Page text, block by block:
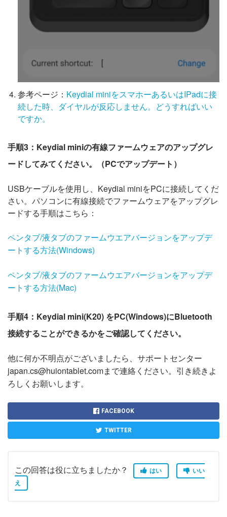
参考ページ： Keydial miniをスマホーあるいはIPadに接
続した時、ダイヤルが反応しません。どうすればいい
ですか。
手順3：Keydial miniの有線ファームウェアのアップグレ
ードしてみてください。（PCでアップデート）
USBケーブルを使用し、Keydial miniをPCに接続してくだ
さい。パソコンに有線接続でファームウェアをアップグレ
ードする手順はこちら：
ペンタブ/液タブのファームウエアバージョンをアップデ
ートする方法(Windows)
ペンタブ/液タブのファームウエアバージョンをアップデ
ートする方法(Mac)
手順4：Keydial mini(K20) をPC(Windows)にBluetooth
接続することができるかをご確認してください。
他に何か不明点がございましたら、サポートセンター
japan.cs@huiontablet.comまで連絡ください。引き続きよ
ろしくお願いします。
FACEBOOK
TWITTER
この回答は役に立ちましたか？ はい
いい
え